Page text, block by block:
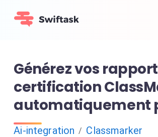
Générez vos
certification
automatiquement
Ai-integration / Classmarker